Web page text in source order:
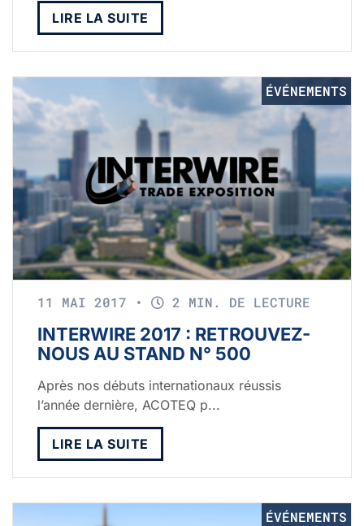
LIRE LA SUITE
ÉVÉNEMENTS
11 MAI 2017 • 2 MIN. DE LECTURE
INTERWIRE 2017 : RETROUVEZ-
NOUS AU STAND N° 500
Après nos débuts internationaux réussis
l’année dernière, ACOTEQ p...
LIRE LA SUITE
ÉVÉNEMENTS